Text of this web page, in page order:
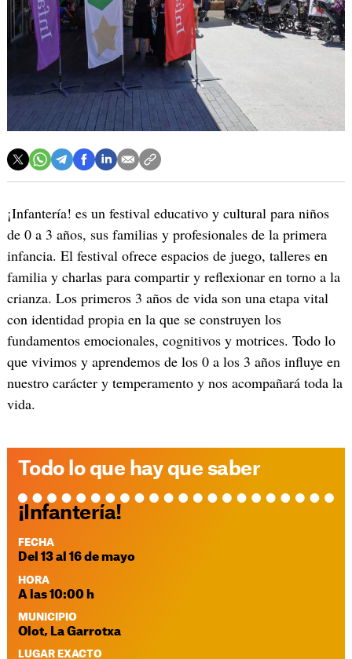
¡Infantería! es un festival educativo y cultural para niños
de 0 a 3 años, sus familias y profesionales de la primera
infancia. El festival ofrece espacios de juego, talleres en
familia y charlas para compartir y reflexionar en torno a la
crianza. Los primeros 3 años de vida son una etapa vital
con identidad propia en la que se construyen los
fundamentos emocionales, cognitivos y motrices. Todo lo
que vivimos y aprendemos de los 0 a los 3 años influye en
nuestro carácter y temperamento y nos acompañará toda la
vida.
Todo lo que hay que saber
¡Infantería!
FECHA
Del 13 al 16 de mayo
HORA
A las 10:00 h
MUNICIPIO
Olot, La Garrotxa
LUGAR EXACTO